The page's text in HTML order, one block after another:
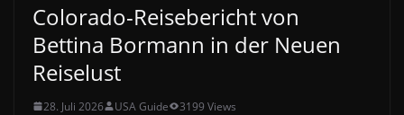
Colorado-Reisebericht von
Bettina Bormann in der Neuen
Reiselust
28. Juli 2026 USA Guide
3199 Views